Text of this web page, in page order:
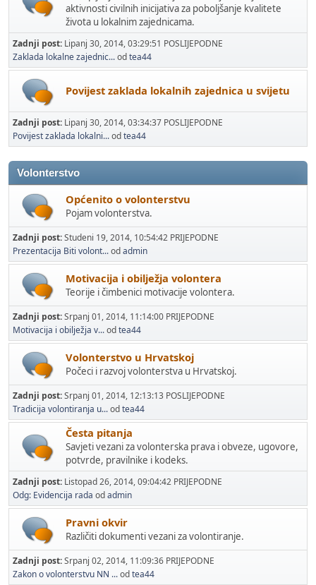
aktivnosti civilnih inicijativa za poboljšanje kvalitete
života u lokalnim zajednicama.
Zadnji post: Lipanj 30, 2014, 03:29:51 POSLIJEPODNE
Zaklada lokalne zajednic...odtea44
Povijest zaklada lokalnih zajednica u svijetu
Zadnji post: Lipanj 30, 2014, 03:34:37 POSLIJEPODNE
Povijest zaklada lokalni...odtea44
Volonterstvo
Općenito o volonterstvu
Pojam volonterstva.
Zadnji post:Studeni 19, 2014, 10:54:42 PRIJEPODNE
Prezentacija Biti volont...odadmin
Motivacija i obilježja volontera
Teorije i čimbenici motivacije volontera.
Zadnji post:Srpanj 01, 2014, 11:14:00 PRIJEPODNE
Motivacija i obilježja v...odtea44
Volonterstvo u Hrvatskoj
Počeci i razvoj volonterstva u Hrvatskoj.
Zadnji post:Srpanj 01, 2014, 12:13:13 POSLIJEPODNE
Tradicija volontiranja u...odtea44
Česta pitanja
Savjeti vezani za volonterska prava i obveze, ugovore,
potvrde, pravilnike i kodeks.
Zadnji post: Listopad 26, 2014, 09:04:42 PRIJEPODNE
Odg: Evidencija rada odadmin
Pravni okvir
Različiti dokumenti vezani za volontiranje.
Zadnji post:Srpanj 02, 2014, 11:09:36 PRIJEPODNE
Zakon o volonterstvu NN ...odtea44